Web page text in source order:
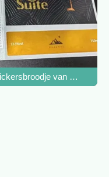
Logo Roll Food Wine
van het